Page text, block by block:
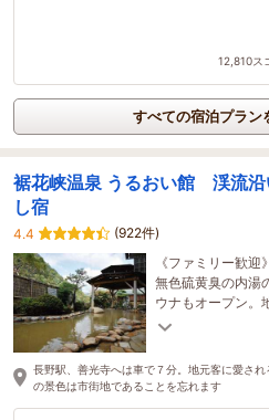
12,810ス
すべての宿泊プラン
裾花峡温泉 うるおい館 渓流沿
し宿
4.4
(922件)
《ファミリー歓
無色硫黄臭の内湯
ウナもオープン。
食で提供します。
長野駅、善光寺へは車で７分。地元客に愛さ
の景色は市街地であることを忘れます